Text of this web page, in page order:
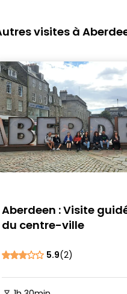
visites à
Aberdeen : Visite
du centre-ville
5.9(2)